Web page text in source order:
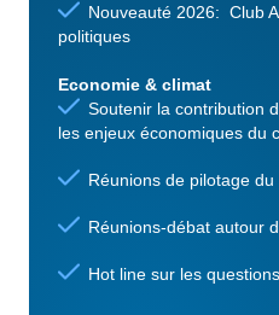
Nouveauté 2026: Club
politiques
Economie & climat
Soutenir la contribution
les enjeux économiques du
Réunions de pilotage
Réunions-débat autour
Hot line sur les